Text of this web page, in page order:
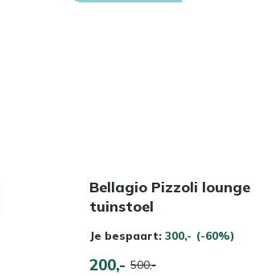
Bellagio Pizzoli lounge
tuinstoel
Je bespaart: 300,- (-60%)
200,- 500,-